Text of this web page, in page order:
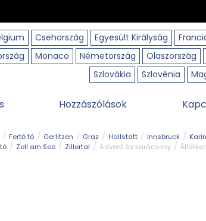
Csehország Egyesült Királyság
Monaco Németország Olaszország
Szlovákia
Szlovénia
Hozzászólások
Fertő tó Gerlitzen Graz Hallstatt Innsbruck
Zell am See Zillertal Advent és karácsony